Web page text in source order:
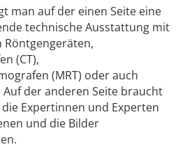
man auf der einen Seite eine
technische Ausstattung mit
Röntgengeräten,
(CT),
(MRT) oder auch
der anderen Seite braucht
Expertinnen und Experten
und die Bilder